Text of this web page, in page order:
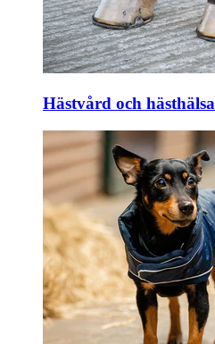
Hästvård och hästhälsa